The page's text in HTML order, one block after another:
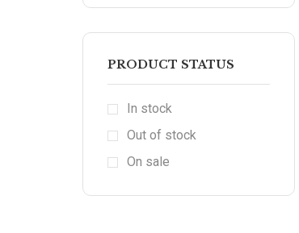
PRODUCT STATUS
In stock
Out of stock
On sale